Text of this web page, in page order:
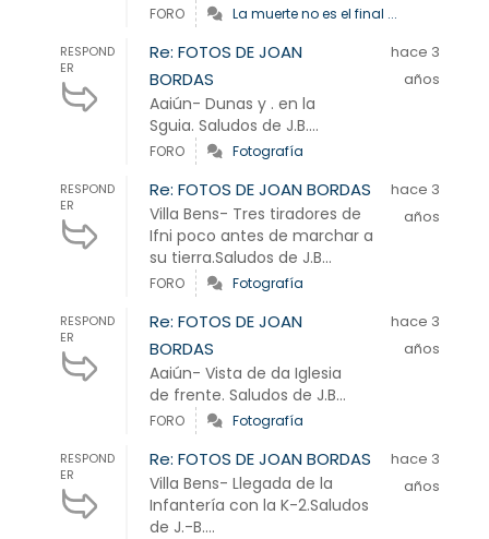
FORO La muerte no es el final ...
RESPOND
ER
Re: FOTOS DE JOAN
BORDAS
Aaiún- Dunas y . en la
Sguia. Saludos de J.B....
hace 3
años
FORO Fotografía
RESPOND
ER
Re: FOTOS DE JOAN BORDAS
Villa Bens- Tres tiradores de
Ifni poco antes de marchar a
su tierra.Saludos de J.B...
hace 3
años
FORO Fotografía
RESPOND
ER
Re: FOTOS DE JOAN
BORDAS
Aaiún- Vista de da Iglesia
de frente. Saludos de J.B...
hace 3
años
FORO Fotografía
RESPOND
ER
Re: FOTOS DE JOAN BORDAS
Villa Bens- Llegada de la
Infantería con la K-2.Saludos
de J.-B....
hace 3
años